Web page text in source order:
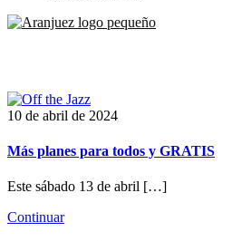
10 de abril de 2024
Más planes para todos y GRATIS
Este sábado 13 de abril […]
Continuar